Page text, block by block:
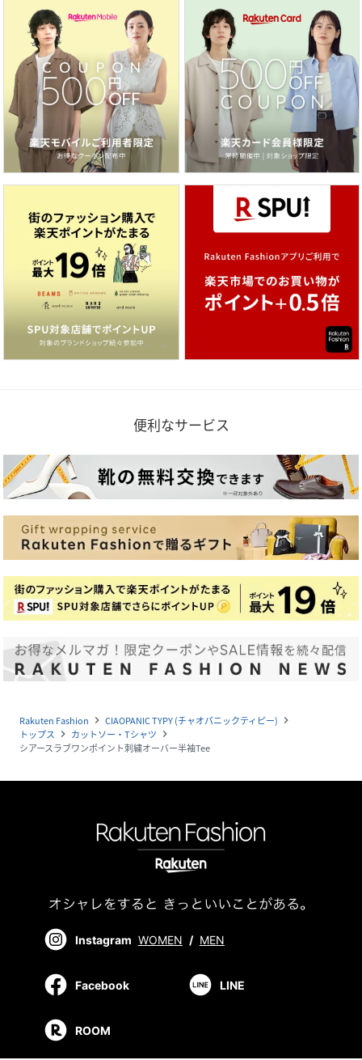
便利なサービス
Rakuten Fashion navigate_next CIAOPANIC TYPY (チャオパニックティピー) navigate_next
トップス navigate_next カットソー・Tシャツ navigate_next
シアースラブワンポイント刺繍オーバー半袖Tee
Instagram WOMEN / MEN
Facebook LINE
ROOM